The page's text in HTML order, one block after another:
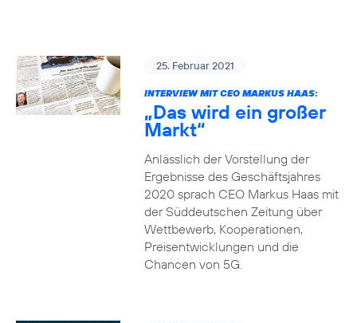
25. Februar 2021
INTERVIEW MIT CEO MARKUS HAAS:
„Das wird ein großer
Markt“
Anlässlich der Vorstellung der
Ergebnisse des Geschäftsjahres
2020 sprach CEO Markus Haas mit
der Süddeutschen Zeitung über
Wettbewerb, Kooperationen,
Preisentwicklungen und die
Chancen von 5G.